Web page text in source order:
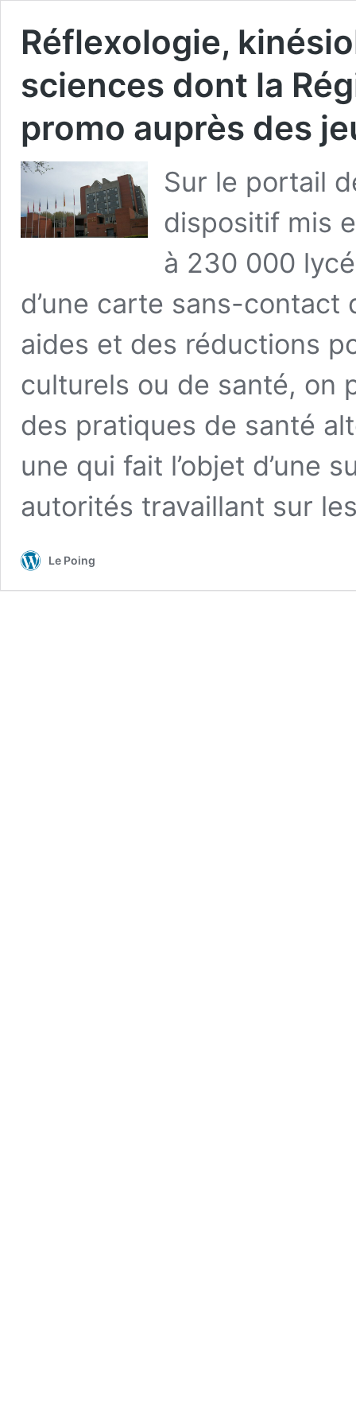
Réflexologie,
sciences dont la
promo auprès des
Sur le portail
dispositif mis
à 230 000
d’une carte sans-contact
aides et des réductions
culturels ou de santé, on
des pratiques de santé
une qui fait l’objet d’une
autorités travaillant sur
Le Poing